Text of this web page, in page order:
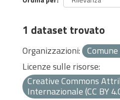
1 dataset trovato
Organizzazioni:
Licenze sulle risorse:
Creative Commons
Internazionale (CC BY